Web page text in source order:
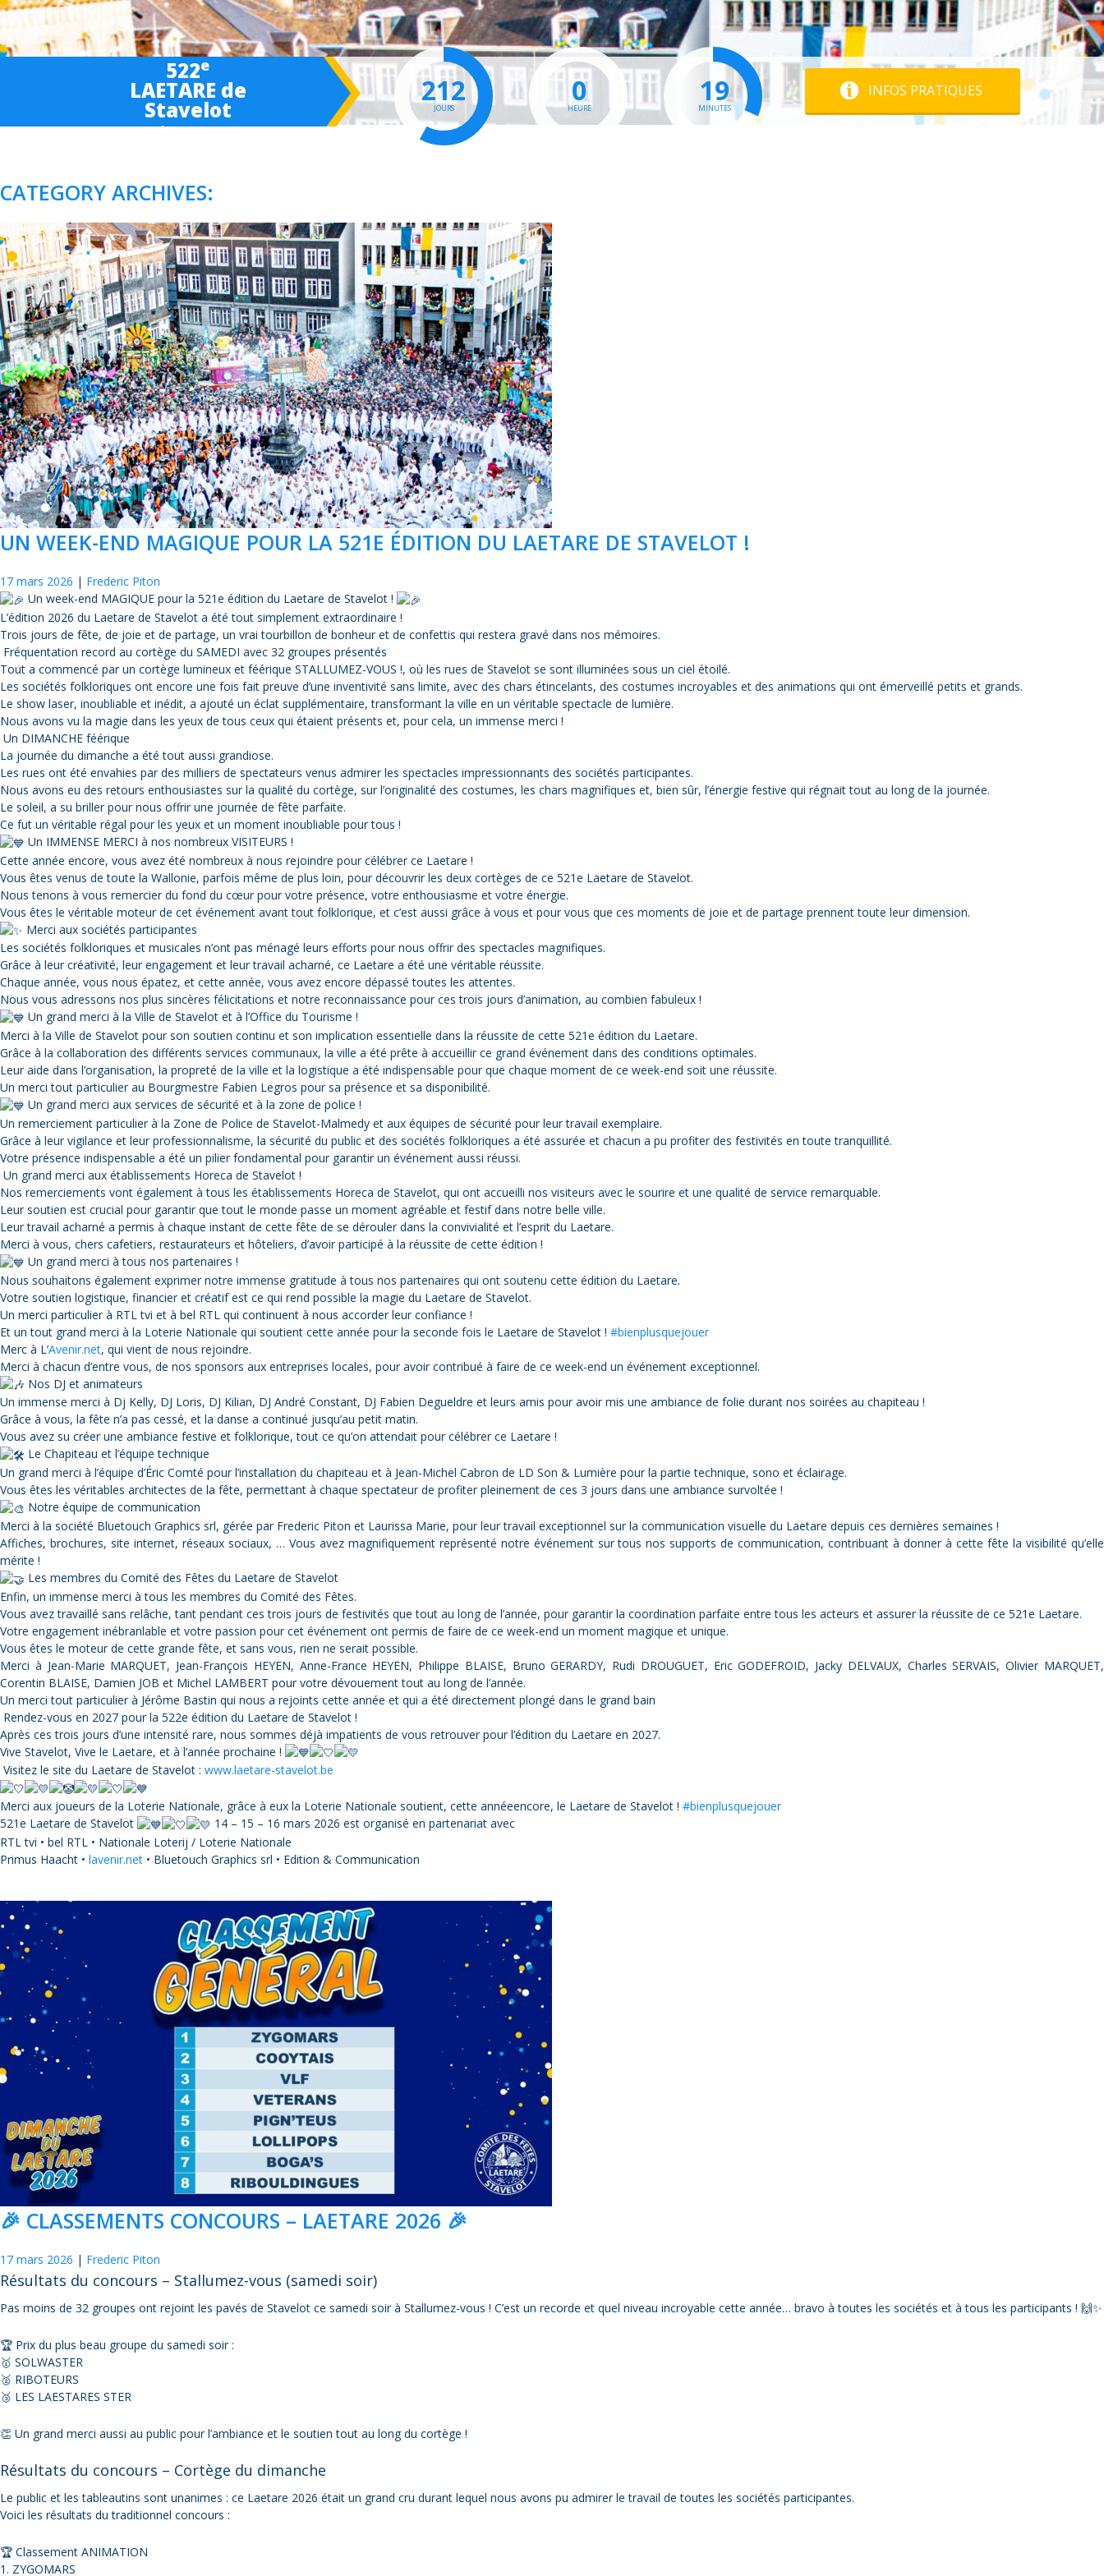
522e
LAETARE de
Stavelot
March 6-7-8 2027
212
JOURS
0
HEURE
19
MINUTES
INFOS PRATIQUES
CATEGORY ARCHIVES:
UN WEEK-END MAGIQUE POUR LA 521E ÉDITION DU LAETARE DE STAVELOT !
17 mars 2026
Frederic Piton
Un week-end MAGIQUE pour la 521e édition du Laetare de Stavelot !
L’édition 2026 du Laetare de Stavelot a été tout simplement extraordinaire !
Trois jours de fête, de joie et de partage, un vrai tourbillon de bonheur et de confettis qui restera gravé dans nos mémoires.
Fréquentation record au cortège du SAMEDI avec 32 groupes présentés
Tout a commencé par un cortège lumineux et féérique STALLUMEZ-VOUS !, où les rues de Stavelot se sont illuminées sous un ciel étoilé.
Les sociétés folkloriques ont encore une fois fait preuve d’une inventivité sans limite, avec des chars étincelants, des costumes incroyables et des animations qui ont émerveillé petits et grands.
Le show laser, inoubliable et inédit, a ajouté un éclat supplémentaire, transformant la ville en un véritable spectacle de lumière.
Nous avons vu la magie dans les yeux de tous ceux qui étaient présents et, pour cela, un immense merci !
Un DIMANCHE féérique
La journée du dimanche a été tout aussi grandiose.
Les rues ont été envahies par des milliers de spectateurs venus admirer les spectacles impressionnants des sociétés participantes.
Nous avons eu des retours enthousiastes sur la qualité du cortège, sur l’originalité des costumes, les chars magnifiques et, bien sûr, l’énergie festive qui régnait tout au long de la journée.
Le soleil, a su briller pour nous offrir une journée de fête parfaite.
Ce fut un véritable régal pour les yeux et un moment inoubliable pour tous !
Un IMMENSE MERCI à nos nombreux VISITEURS !
Cette année encore, vous avez été nombreux à nous rejoindre pour célébrer ce Laetare !
Vous êtes venus de toute la Wallonie, parfois même de plus loin, pour découvrir les deux cortèges de ce 521e Laetare de Stavelot.
Nous tenons à vous remercier du fond du cœur pour votre présence, votre enthousiasme et votre énergie.
Vous êtes le véritable moteur de cet événement avant tout folklorique, et c’est aussi grâce à vous et pour vous que ces moments de joie et de partage prennent toute leur dimension.
Merci aux sociétés participantes
Les sociétés folkloriques et musicales n’ont pas ménagé leurs efforts pour nous offrir des spectacles magnifiques.
Grâce à leur créativité, leur engagement et leur travail acharné, ce Laetare a été une véritable réussite.
Chaque année, vous nous épatez, et cette année, vous avez encore dépassé toutes les attentes.
Nous vous adressons nos plus sincères félicitations et notre reconnaissance pour ces trois jours d’animation, au combien fabuleux !
Un grand merci à la Ville de Stavelot et à l’Office du Tourisme !
Merci à la Ville de Stavelot pour son soutien continu et son implication essentielle dans la réussite de cette 521e édition du Laetare.
Grâce à la collaboration des différents services communaux, la ville a été prête à accueillir ce grand événement dans des conditions optimales.
Leur aide dans l’organisation, la propreté de la ville et la logistique a été indispensable pour que chaque moment de ce week-end soit une réussite.
Un merci tout particulier au Bourgmestre Fabien Legros pour sa présence et sa disponibilité.
Un grand merci aux services de sécurité et à la zone de police !
Un remerciement particulier à la Zone de Police de Stavelot-Malmedy et aux équipes de sécurité pour leur travail exemplaire.
Grâce à leur vigilance et leur professionnalisme, la sécurité du public et des sociétés folkloriques a été assurée et chacun a pu profiter des festivités en toute tranquillité.
Votre présence indispensable a été un pilier fondamental pour garantir un événement aussi réussi.
Un grand merci aux établissements Horeca de Stavelot !
Nos remerciements vont également à tous les établissements Horeca de Stavelot, qui ont accueilli nos visiteurs avec le sourire et une qualité de service remarquable.
Leur soutien est crucial pour garantir que tout le monde passe un moment agréable et festif dans notre belle ville.
Leur travail acharné a permis à chaque instant de cette fête de se dérouler dans la convivialité et l’esprit du Laetare.
Merci à vous, chers cafetiers, restaurateurs et hôteliers, d’avoir participé à la réussite de cette édition !
Un grand merci à tous nos partenaires !
Nous souhaitons également exprimer notre immense gratitude à tous nos partenaires qui ont soutenu cette édition du Laetare.
Votre soutien logistique, financier et créatif est ce qui rend possible la magie du Laetare de Stavelot.
Un merci particulier à RTL tvi et à bel RTL qui continuent à nous accorder leur confiance !
Et un tout grand merci à la Loterie Nationale qui soutient cette année pour la seconde fois le Laetare de Stavelot ! #bienplusquejouer
Merc à L’Avenir.net, qui vient de nous rejoindre.
Merci à chacun d’entre vous, de nos sponsors aux entreprises locales, pour avoir contribué à faire de ce week-end un événement exceptionnel.
Nos DJ et animateurs
Un immense merci à Dj Kelly, DJ Loris, DJ Kilian, DJ André Constant, DJ Fabien Degueldre et leurs amis pour avoir mis une ambiance de folie durant nos soirées au chapiteau !
Grâce à vous, la fête n’a pas cessé, et la danse a continué jusqu’au petit matin.
Vous avez su créer une ambiance festive et folklorique, tout ce qu’on attendait pour célébrer ce Laetare !
Le Chapiteau et l’équipe technique
Un grand merci à l’équipe d’Éric Comté pour l’installation du chapiteau et à Jean-Michel Cabron de LD Son & Lumière pour la partie technique, sono et éclairage.
Vous êtes les véritables architectes de la fête, permettant à chaque spectateur de profiter pleinement de ces 3 jours dans une ambiance survoltée !
Notre équipe de communication
Merci à la société Bluetouch Graphics srl, gérée par Frederic Piton et Laurissa Marie, pour leur travail exceptionnel sur la communication visuelle du Laetare depuis ces dernières semaines !
Affiches, brochures, site internet, réseaux sociaux, … Vous avez magnifiquement représenté notre événement sur tous nos supports de communication, contribuant à donner à cette fête la visibilité qu’elle
mérite !
Les membres du Comité des Fêtes du Laetare de Stavelot
Enfin, un immense merci à tous les membres du Comité des Fêtes.
Vous avez travaillé sans relâche, tant pendant ces trois jours de festivités que tout au long de l’année, pour garantir la coordination parfaite entre tous les acteurs et assurer la réussite de ce 521e Laetare.
Votre engagement inébranlable et votre passion pour cet événement ont permis de faire de ce week-end un moment magique et unique.
Vous êtes le moteur de cette grande fête, et sans vous, rien ne serait possible.
Merci à Jean-Marie MARQUET, Jean-François HEYEN, Anne-France HEYEN, Philippe BLAISE, Bruno GERARDY, Rudi DROUGUET, Eric GODEFROID, Jacky DELVAUX, Charles SERVAIS, Olivier MARQUET,
Corentin BLAISE, Damien JOB et Michel LAMBERT pour votre dévouement tout au long de l’année.
Un merci tout particulier à Jérôme Bastin qui nous a rejoints cette année et qui a été directement plongé dans le grand bain
Rendez-vous en 2027 pour la 522e édition du Laetare de Stavelot !
Après ces trois jours d’une intensité rare, nous sommes déjà impatients de vous retrouver pour l’édition du Laetare en 2027.
Vive Stavelot, Vive le Laetare, et à l’année prochaine !
Visitez le site du Laetare de Stavelot : www.laetare-stavelot.be
Merci aux joueurs de la Loterie Nationale, grâce à eux la Loterie Nationale soutient, cette annéeencore, le Laetare de Stavelot ! #bienplusquejouer
521e Laetare de Stavelot
14 – 15 – 16 mars 2026 est organisé en partenariat avec
RTL tvi • bel RTL • Nationale Loterij / Loterie Nationale
Primus Haacht • lavenir.net • Bluetouch Graphics srl • Edition & Communication
🎉 CLASSEMENTS CONCOURS – LAETARE 2026 🎉
17 mars 2026 Frederic Piton
Résultats du concours – Stallumez-vous (samedi soir)
Pas moins de 32 groupes ont rejoint les pavés de Stavelot ce samedi soir à Stallumez-vous ! C’est un recorde et quel niveau incroyable cette année… bravo à toutes les sociétés et à tous les participants ! 🙌✨
🏆 Prix du plus beau groupe du samedi soir :
🥇 SOLWASTER
🥈 RIBOTEURS
🥉 LES LAESTARES STER
👏 Un grand merci aussi au public pour l’ambiance et le soutien tout au long du cortège !
Résultats du concours – Cortège du dimanche
Le public et les tableautins sont unanimes : ce Laetare 2026 était un grand cru durant lequel nous avons pu admirer le travail de toutes les sociétés participantes.
Voici les résultats du traditionnel concours :
🏆 Classement ANIMATION
1. ZYGOMARS